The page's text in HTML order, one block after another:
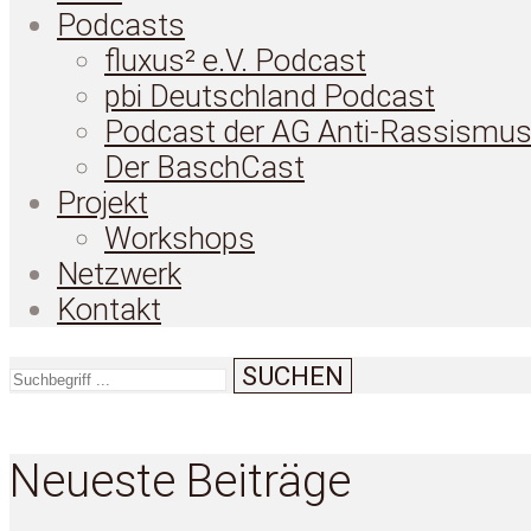
Podcasts
fluxus² e.V. Podcast
pbi Deutschland Podcast
Podcast der AG Anti-Rassismus
Der BaschCast
Projekt
Workshops
Netzwerk
Kontakt
SUCHEN
Neueste Beiträge